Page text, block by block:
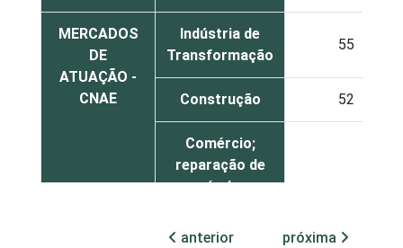
MERCADOS
DE
ATUAÇÃO -
CNAE
Indústria de
Transformação
55
Construção 52
Comércio;
reparação de
veículos
objetos
anterior próxima